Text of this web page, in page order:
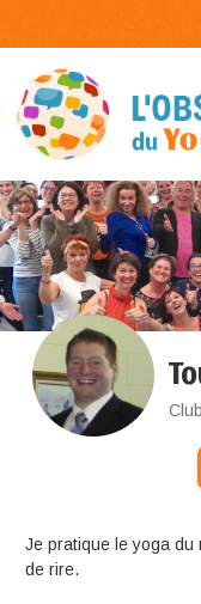
Je pratique le yoga
de rire.